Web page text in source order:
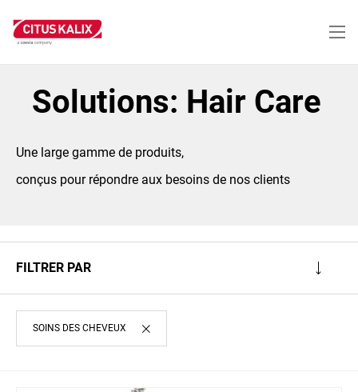
au
contenu
Solutions: Hair Care
Une large gamme de produits,
conçus pour répondre aux besoins de nos clients
FILTRER PAR
SOINS DES CHEVEUX